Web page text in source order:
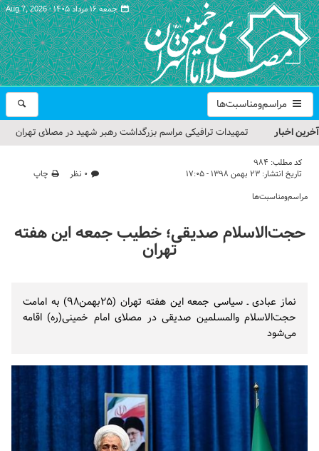
جمعه ۱۶ مرداد ۱۴۰۵ - Aug 7, 2026
مراسم‌ومناسبت‌ها
آخرین اخبار
تمهیدات ترافیکی مراسم بزرگداشت رهبر شهید در مصلای تهران
حجت‌الاسلام حاج علی‌اکبری؛ خطیب این هفته نماز جمعه تهران
معظم انقلاب
گزارش تصویری| مراسم نماز بر پیکر امام شهید انقلاب اسلامی ایران
کد مطلب: 984
تاریخ انتشار: ۲۳ بهمن ۱۳۹۸ - ۱۷:۰۵ ۰ نظر
چاپ
مراسم‌ومناسبت‌ها
حجت‌الاسلام صدیقی؛ خطیب جمعه این هفته
تهران
نماز عبادی ـ سیاسی جمعه این هفته تهران (۲۵بهمن۹۸) به امامت
حجت‌الاسلام‌ والمسلمین صدیقی در مصلای امام خمینی(ره) اقامه
می‌شود